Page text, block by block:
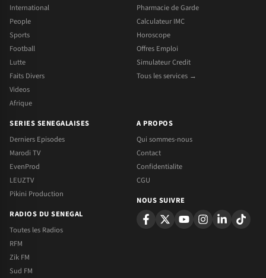
International
People
Sports
Football
Lutte
Faits Divers
Videos
Afrique
Pharmacie de Garde
Calculateur IMC
Horoscope
Offres Emploi
Simulateur Credit
Tous les services →
SERIES SENEGALAISES
Derniers Episodes
Marodi TV
EvenProd
LEUZTV
Pikini Production
RADIOS DU SENEGAL
Toutes les Radios
RFM
Zik FM
Sud FM
A PROPOS
Qui sommes-nous
Contact
Confidentialite
CGU
NOUS SUIVRE